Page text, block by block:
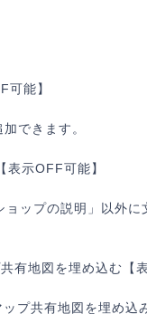
可能】
できます。
示OFF可能】
ップの説明」以外に
有地図を埋め込む【
プ共有地図を埋め込